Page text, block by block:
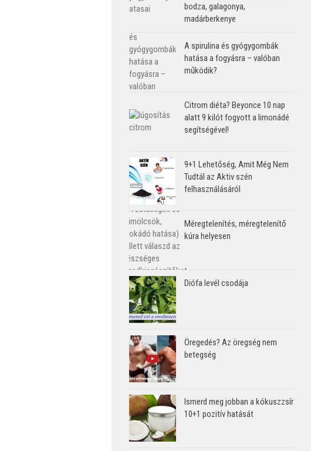
bodza, galagonya,
madárberkenye
A spirulina és gyógygombák
hatása a fogyásra – valóban
működik?
Citrom diéta? Beyonce 10 nap
alatt 9 kilót fogyott a limonádé
segítségével!
9+1 Lehetőség, Amit Még Nem
Tudtál az Aktiv szén
felhasználásáról
Méregtelenítés, méregtelenítő
kúra helyesen
Diófa levél csodája
Öregedés? Az öregség nem
betegség
Ismerd meg jobban a kókuszzsír
10+1 pozitív hatását